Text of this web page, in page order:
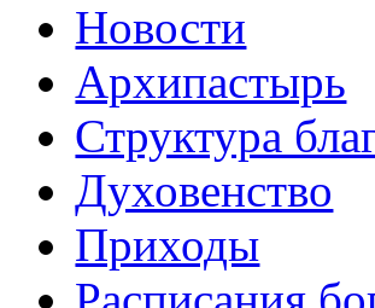
Новости
Архипастырь
Структура
Духовенство
Приходы